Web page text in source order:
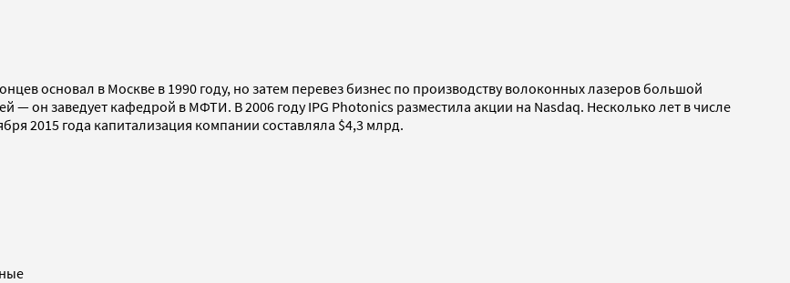
основал в Москве в 1990 году, но затем перевез бизнес по производству волоконных лазеров большой
— он заведует кафедрой в МФТИ. В 2006 году IPG Photonics разместила акции на Nasdaq. Несколько лет в числе
2015 года капитализация компании составляла $4,3 млрд.